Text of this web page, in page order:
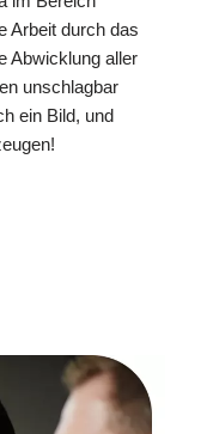
Arbeit durch das
Abwicklung aller
unschlagbar
ein Bild, und